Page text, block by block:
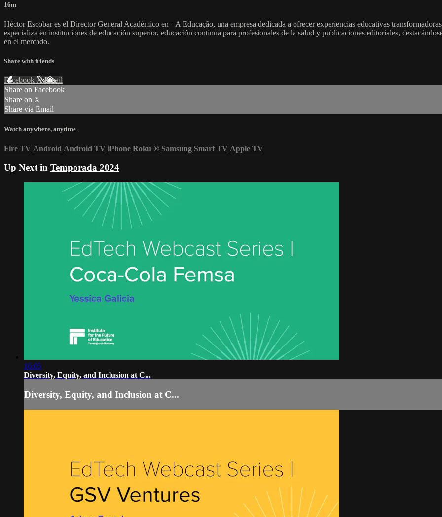
16m
Héctor Escobar es el Director General Académico en +A Educação, una empresa dedicada a ofrecer experiencias educativas
especializa en instituciones de educación superior, educación continua para profesionales de la salud y publicaciones editoriales,
en el mercado.
Share with friends
Facebook XEmail
Share on Facebook
Share on X
Share via Email
Watch anywhere, anytime
Fire TV Android Android TV iPhone Roku ® Samsung Smart TV Apple TV
Up Next in Temporada 2024
16:05
Diversity, Equity, and Inclusion at C...
Diversity, Equity, and Inclusion at C...